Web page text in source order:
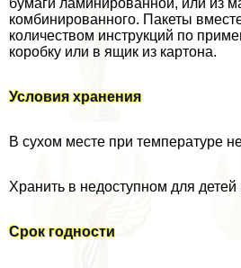
бумаги ламинированной, или из
комбинированного. Пакеты
количеством инструкций по
коробку или в ящик из картона.
Условия хранения
В сухом месте при температуре
Хранить в недоступном для детей
Срок годности